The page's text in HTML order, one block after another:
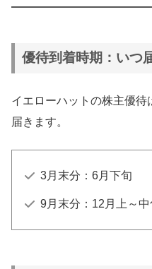
優待到着時期：いつ
イエローハットの株主優待
届きます。
3月末分：6月下旬
9月末分：12月上～中